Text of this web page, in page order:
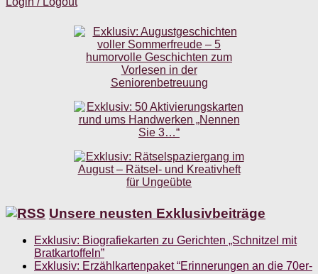
Unsere neusten Exklusivbeiträge
Exklusiv: Biografiekarten zu Gerichten „Schnitzel mit
Bratkartoffeln”
Exklusiv: Erzählkartenpaket “Erinnerungen an die 70er-